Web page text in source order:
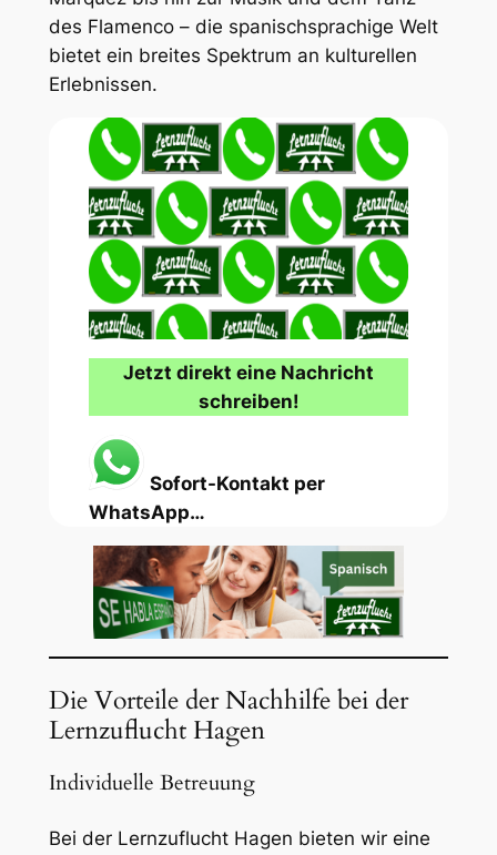
des Flamenco – die spanischsprachige Welt
bietet ein breites Spektrum an kulturellen
Erlebnissen.
Jetzt direkt eine Nachricht
schreiben!
Sofort-Kontakt per
WhatsApp…
Die Vorteile der Nachhilfe bei der
Lernzuflucht Hagen
Individuelle Betreuung
Bei der Lernzuflucht Hagen bieten wir eine